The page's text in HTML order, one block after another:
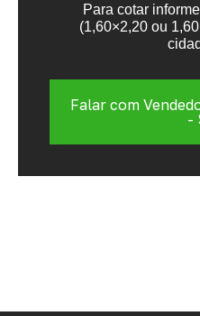
Para cotar
(1,60×2,20 ou
Falar com
-